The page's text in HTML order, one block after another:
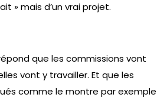
» mais d’un vrai projet.
que les commissions vont
vont y travailler. Et que les
comme le montre par exemple